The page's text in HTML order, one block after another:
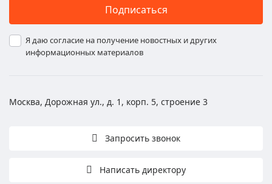
Подписаться
Я даю согласие на получение новостных и других
информационных материалов
Москва, Дорожная ул., д. 1, корп. 5, строение 3
Запросить звонок
Написать директору